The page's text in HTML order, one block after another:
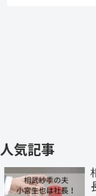
人気記事